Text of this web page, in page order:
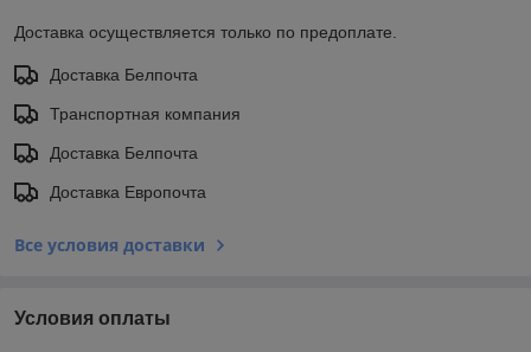
Доставка осуществляется только по предоплате.
Доставка Белпочта
Транспортная компания
Доставка Белпочта
Доставка Европочта
Все условия доставки
Условия оплаты